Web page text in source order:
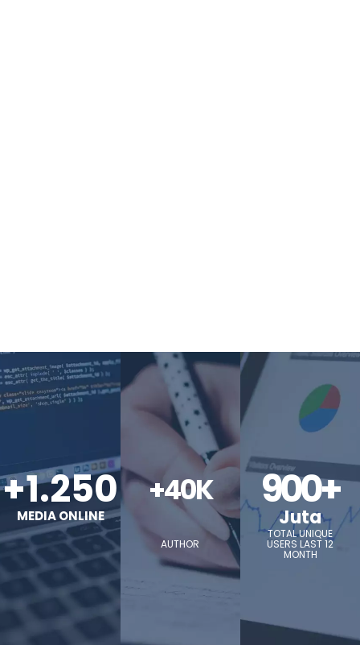
+1.250
MEDIA ONLINE
+40K
AUTHOR
900+
Juta
TOTAL UNIQUE
USERS LAST 12
MONTH